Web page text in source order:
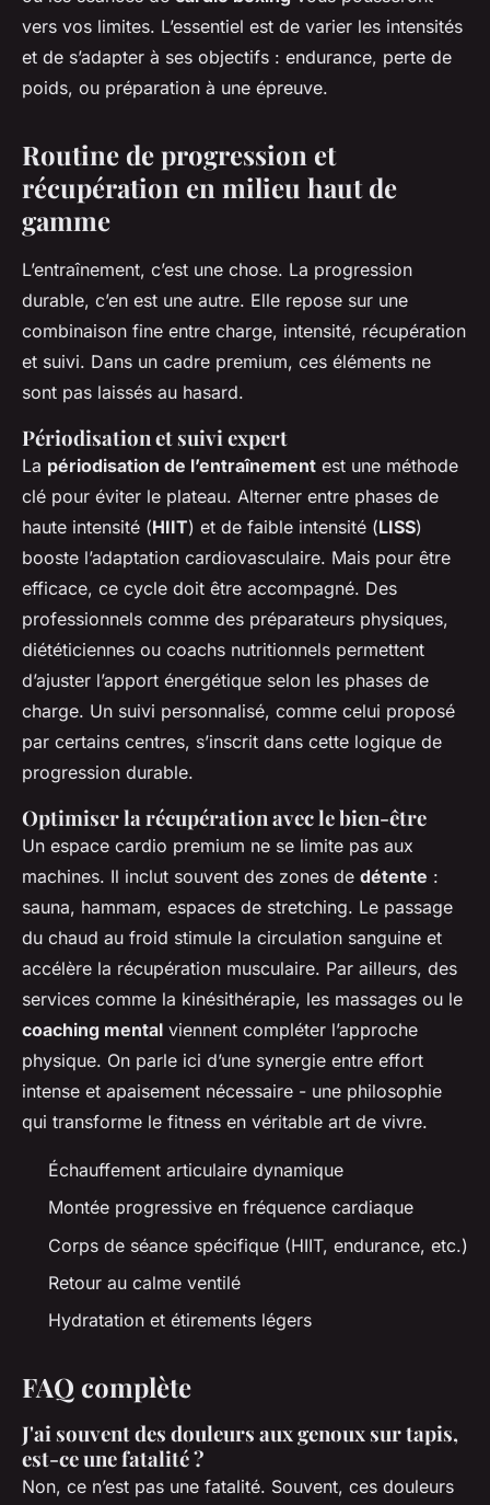
vers vos limites. L’essentiel est de varier les intensités
et de s’adapter à ses objectifs : endurance, perte de
poids, ou préparation à une épreuve.
Routine de progression et
récupération en milieu haut de
gamme
L’entraînement, c’est une chose. La progression
durable, c’en est une autre. Elle repose sur une
combinaison fine entre charge, intensité, récupération
et suivi. Dans un cadre premium, ces éléments ne
sont pas laissés au hasard.
Périodisation et suivi expert
La périodisation de l’entraînement est une méthode
clé pour éviter le plateau. Alterner entre phases de
haute intensité (HIIT) et de faible intensité (LISS)
booste l’adaptation cardiovasculaire. Mais pour être
efficace, ce cycle doit être accompagné. Des
professionnels comme des préparateurs physiques,
diététiciennes ou coachs nutritionnels permettent
d’ajuster l’apport énergétique selon les phases de
charge. Un suivi personnalisé, comme celui proposé
par certains centres, s’inscrit dans cette logique de
progression durable.
Optimiser la récupération avec le bien-être
Un espace cardio premium ne se limite pas aux
machines. Il inclut souvent des zones de détente :
sauna, hammam, espaces de stretching. Le passage
du chaud au froid stimule la circulation sanguine et
accélère la récupération musculaire. Par ailleurs, des
services comme la kinésithérapie, les massages ou le
coaching mental viennent compléter l’approche
physique. On parle ici d’une synergie entre effort
intense et apaisement nécessaire - une philosophie
qui transforme le fitness en véritable art de vivre.
Échauffement articulaire dynamique
Montée progressive en fréquence cardiaque
Corps de séance spécifique (HIIT, endurance, etc.)
Retour au calme ventilé
Hydratation et étirements légers
FAQ complète
J'ai souvent des douleurs aux genoux sur tapis,
est-ce une fatalité ?
Non, ce n’est pas une fatalité. Souvent, ces douleurs